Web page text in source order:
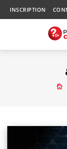
INSCRIPTION